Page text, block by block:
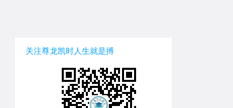
关注尊龙凯时人生就是搏